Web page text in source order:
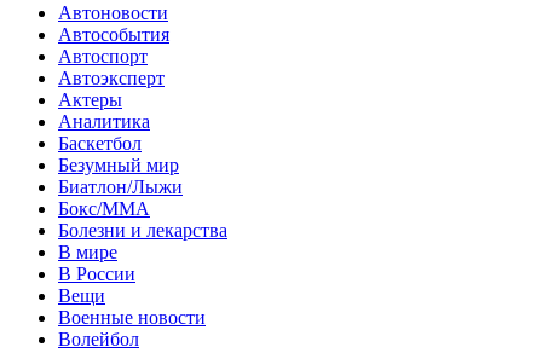
Автоновости
Автособытия
Автоспорт
Автоэксперт
Актеры
Аналитика
Баскетбол
Безумный мир
Биатлон/Лыжи
Бокс/MMA
Болезни и лекарства
В мире
В России
Вещи
Военные новости
Волейбол